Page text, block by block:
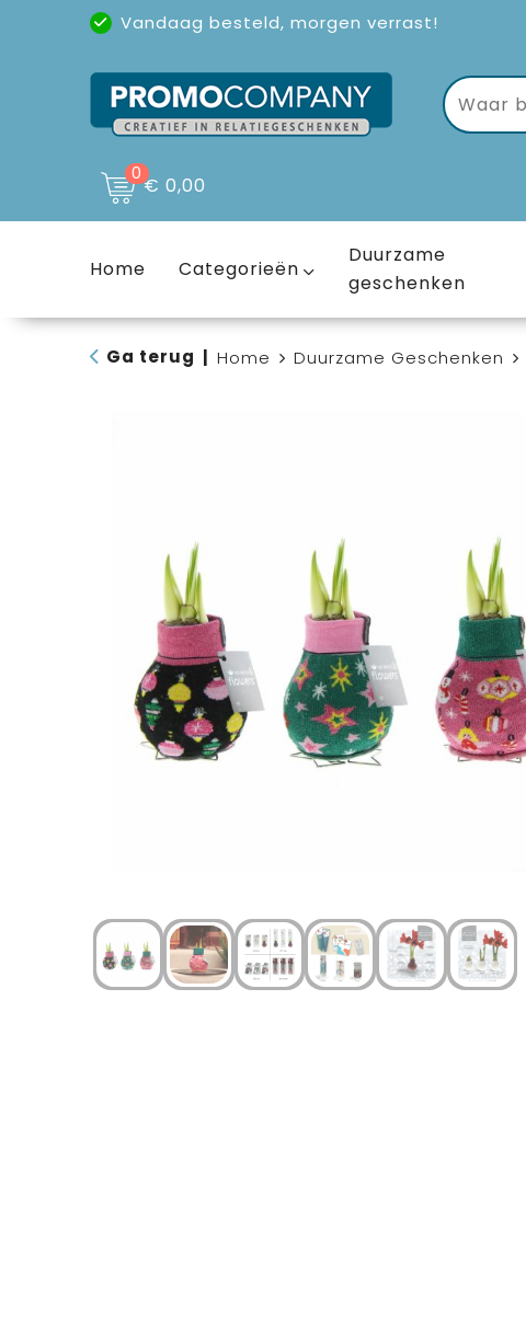
Vandaag besteld, morgen verrast!
Uitstekende reviews(4,6/5)
0€ 0,00
Home Categorieën
Duurzame
geschenken
Ga terug Home Duurzame Geschenken